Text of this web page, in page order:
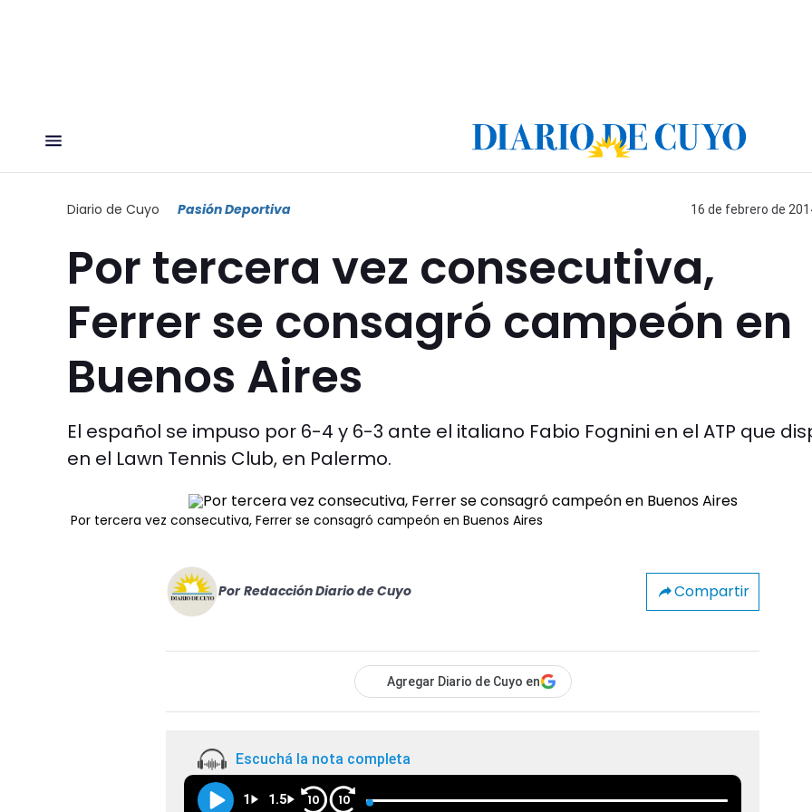
Diario de Cuyo Pasión Deportiva 16 de febrero de
Por tercera vez consecutiva,
Ferrer se consagró campeón en
Buenos Aires
El español se impuso por 6-4 y 6-3 ante el italiano Fabio Fognini en el ATP que
en el Lawn Tennis Club, en Palermo.
Por tercera vez consecutiva, Ferrer se consagró campeón en Buenos Aires
Por Redacción Diario de Cuyo Compartir
Agregar Diario de Cuyo en
Escuchá la nota completa
1 1.5 10 10